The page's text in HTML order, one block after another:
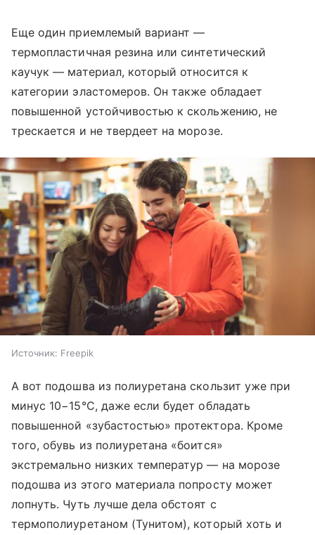
Еще один приемлемый вариант —
термопластичная резина или синтетический
каучук — материал, который относится к
категории эластомеров. Он также обладает
повышенной устойчивостью к скольжению, не
трескается и не твердеет на морозе.
Источник: Freepik
А вот подошва из полиуретана скользит уже при
минус 10−15°С, даже если будет обладать
повышенной «зубастостью» протектора. Кроме
того, обувь из полиуретана «боится»
экстремально низких температур — на морозе
подошва из этого материала попросту может
лопнуть. Чуть лучше дела обстоят с
термополиуретаном (Тунитом), который хоть и